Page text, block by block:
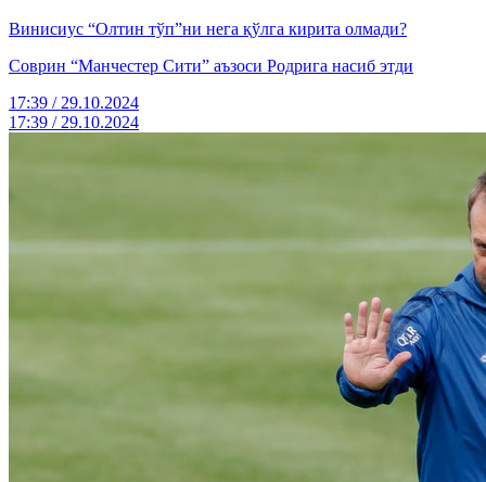
Винисиус “Олтин тўп”ни нега қўлга кирита олмади?
Соврин “Манчестер Сити” аъзоси Родрига насиб этди
17:39 / 29.10.2024
17:39 / 29.10.2024